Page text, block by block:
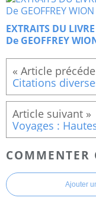
EXTRAITS DU
De GEOFFREY
Citations
COMMENTER
Ajouter